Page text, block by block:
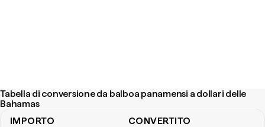
Tabella di conversione da balboa panamensi a dollari delle
Bahamas
IMPORTO CONVERTITO